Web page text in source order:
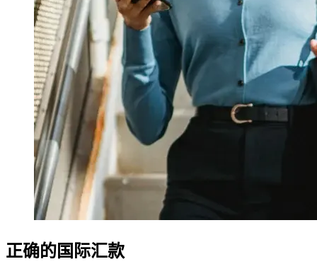
正确的国际汇款